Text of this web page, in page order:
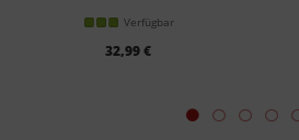
Verfügbar
32,99 €